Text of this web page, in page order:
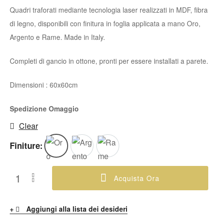
Quadri traforati mediante tecnologia laser realizzati in MDF, fibra
di legno, disponibili con finitura in foglia applicata a mano Oro,
Argento e Rame. Made in Italy.
Completi di gancio in ottone, pronti per essere installati a parete.
Dimensioni : 60x60cm
Spedizione Omaggio
Finiture
Clear
Acquista Ora
Aggiungi alla lista dei desideri